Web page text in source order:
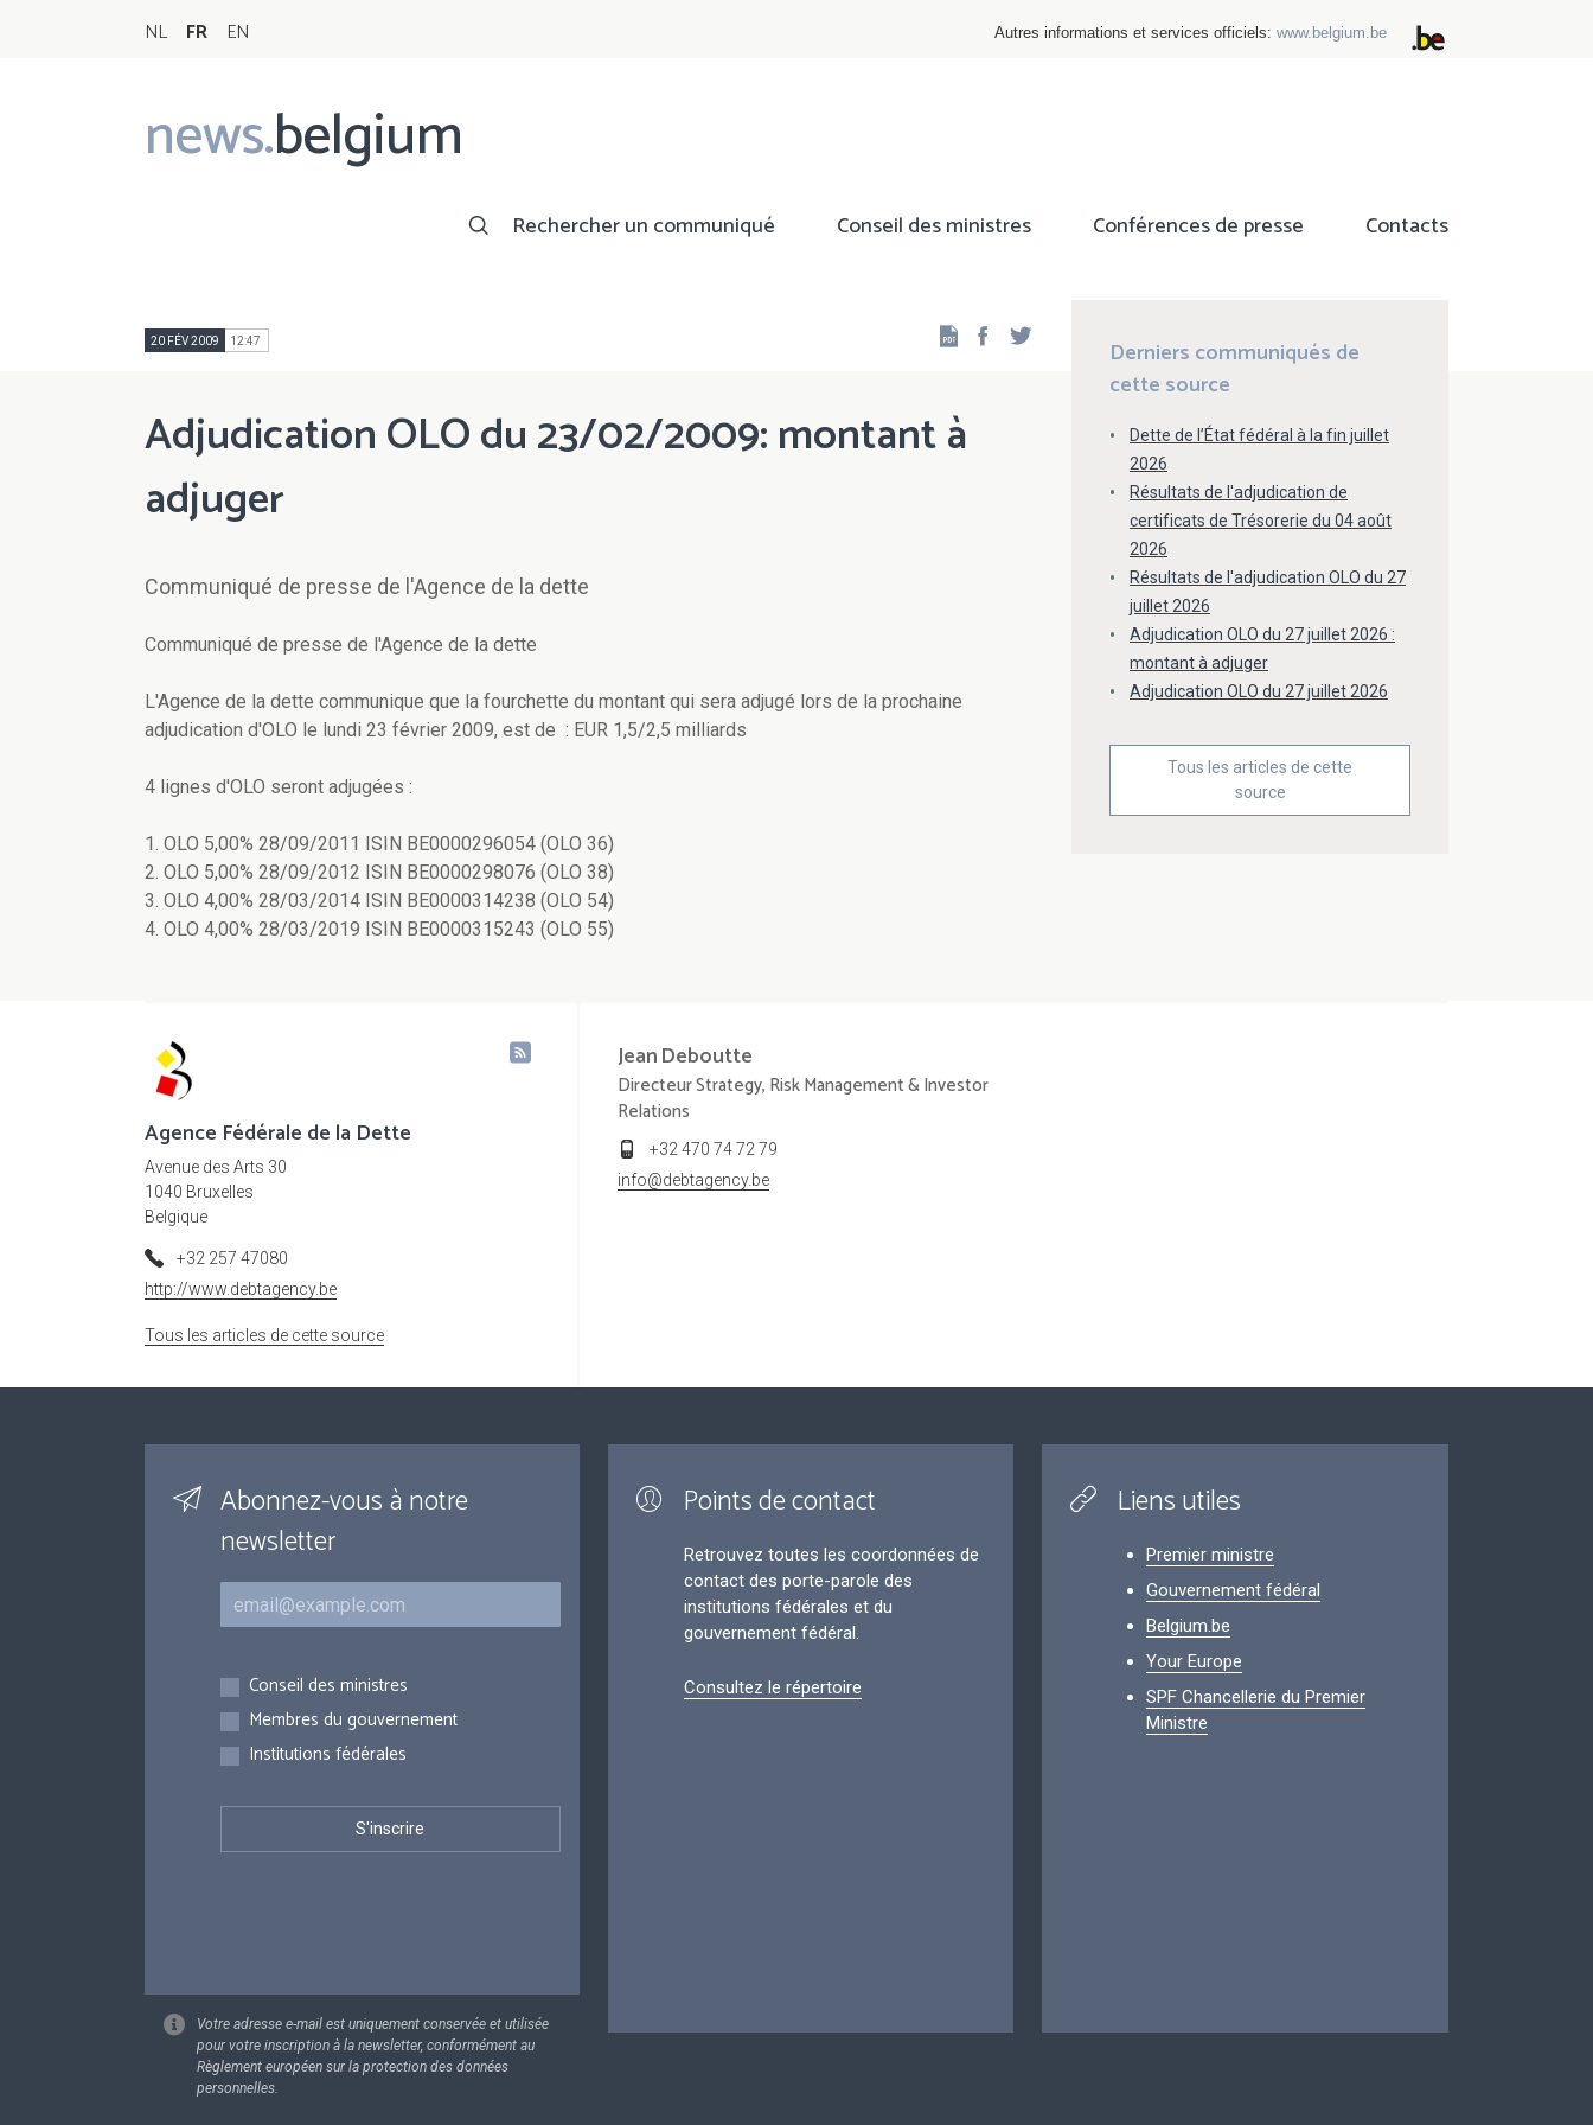
NL FR EN Autres informations et services officiels: www.belgium.be
news.belgium
Main
navigation
Rechercher un communiqué Conseil des ministres Conférences de presse Contacts
20 FÉV 2009 12:47 Facebook
Adjudication OLO du 23/02/2009: montant à
adjuger
Communiqué de presse de l'Agence de la dette
Communiqué de presse de l'Agence de la dette
L'Agence de la dette communique que la fourchette du montant qui sera adjugé lors de la prochaine
adjudication d'OLO le lundi 23 février 2009, est de : EUR 1,5/2,5 milliards
4 lignes d'OLO seront adjugées :
1. OLO 5,00% 28/09/2011 ISIN BE0000296054 (OLO 36)
2. OLO 5,00% 28/09/2012 ISIN BE0000298076 (OLO 38)
3. OLO 4,00% 28/03/2014 ISIN BE0000314238 (OLO 54)
4. OLO 4,00% 28/03/2019 ISIN BE0000315243 (OLO 55)
Derniers communiqués de
cette source
Dette de l’État fédéral à la fin juillet
2026
Résultats de l'adjudication de
certificats de Trésorerie du 04 août
2026
Résultats de l'adjudication OLO du 27
juillet 2026
Adjudication OLO du 27 juillet 2026 :
montant à adjuger
Adjudication OLO du 27 juillet 2026
Tous les articles de cette
source
Agence Fédérale de la Dette
Avenue des Arts 30
1040 Bruxelles
Belgique
+32 257 47080
http://www.debtagency.be
Tous les articles de cette source
JeanDeboutte
Directeur Strategy, Risk Management & Investor
Relations
+32 470 74 72 79
info@debtagency.be
Abonnez-vous à notre
newsletter
Courriel
Inscriptions
Conseil des ministres
Membres du gouvernement
Institutions fédérales
Votre adresse e-mail est uniquement conservée et utilisée
pour votre inscription à la newsletter, conformément au
Règlement européen sur la protection des données
personnelles.
Points de contact
Retrouvez toutes les coordonnées de
contact des porte-parole des
institutions fédérales et du
gouvernement fédéral.
Consultez le répertoire
Liens utiles
Premier ministre
Gouvernement fédéral
Belgium.be
Your Europe
SPF Chancellerie du Premier
Ministre